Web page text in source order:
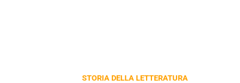
STORIA DELLA LETTERATURA